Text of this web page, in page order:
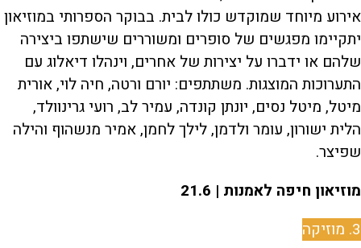
אירוע מיוחד שמוקדש כולו לבית. בבוקר הספרותי במוזיאון
יתקיימו מפגשים של סופרים ומשוררים שישתפו ביצירה
שלהם או ידברו על יצירות של אחרים, וינהלו דיאלוג עם
התערוכות המוצגות. משתתפים: יורם ורטה, חיה לוי, אורית
מיטל, מיטל נסים, יונתן קונדה, עמיר לב, רועי גרינוולד,
הלית ישורון, עומר ולדמן, לילך לחמן, אמיר מנשהוף והילה
שפיצר.
מוזיאון חיפה לאמנות | 21.6
3. מוזיקה